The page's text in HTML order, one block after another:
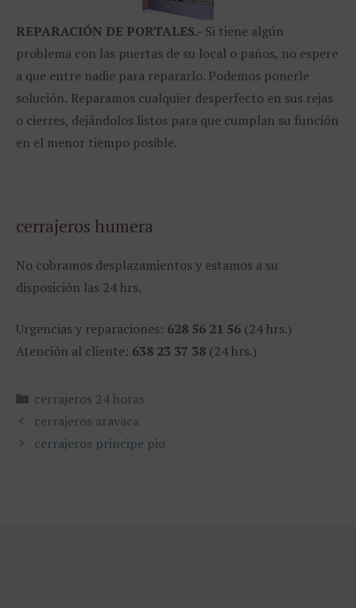
REPARACIÓN DE PORTALES.- Si tiene algún
problema con las puertas de su local o paños, no espere
a que entre nadie para repararlo. Podemos ponerle
solución. Reparamos cualquier desperfecto en sus rejas
o cierres, dejándolos listos para que cumplan su función
en el menor tiempo posible.
cerrajeros humera
No cobramos desplazamientos y estamos a su
disposición las 24 hrs.
Urgencias y reparaciones: 628 56 21 56 (24 hrs.)
Atención al cliente: 638 23 37 38 (24 hrs.)
Categorías
cerrajeros 24 horas
cerrajeros aravaca
cerrajeros principe pio